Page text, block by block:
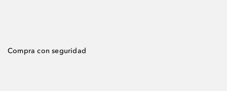
Compra con seguridad